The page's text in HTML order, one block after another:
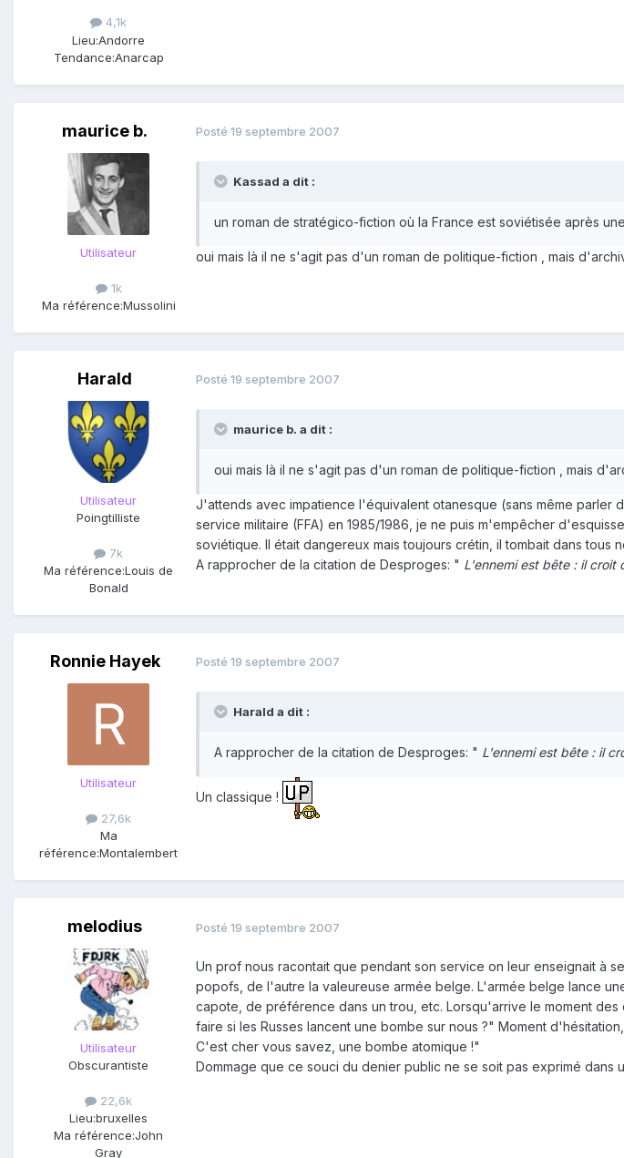
4,1k
Lieu:Andorre
Tendance:Anarcap
maurice b.
Utilisateur
1k
Ma référence:Mussolini
Posté 19 septembre 2007
Kassad a dit :
un roman de stratégico-fiction où la France est soviétisée après
oui mais là il ne s'agit pas d'un roman de politique-fiction , mais
Harald
Utilisateur
Poingtilliste
7k
Ma référence:Louis de
Bonald
Posté 19 septembre 2007
maurice b. a dit :
oui mais là il ne s'agit pas d'un roman de politique-fiction , mais
J'attends avec impatience l'équivalent otanesque (sans même parler
service militaire (FFA) en 1985/1986, je ne puis m'empêcher
soviétique. Il était dangereux mais toujours crétin, il tombait dans tous
A rapprocher de la citation de Desproges: " L'ennemi est bête : il croit
Ronnie Hayek
Utilisateur
27,6k
Ma
référence:Montalembert
Posté 19 septembre 2007
Harald a dit :
A rapprocher de la citation de Desproges: " L'ennemi est bête : il
Un classique !
melodius
Utilisateur
Obscurantiste
22,6k
Lieu:bruxelles
Ma référence:John
Gray
Posté 19 septembre 2007
Un prof nous racontait que pendant son service on leur enseignait à
popofs, de l'autre la valeureuse armée belge. L'armée belge lance
capote, de préférence dans un trou, etc. Lorsqu'arrive le moment
faire si les Russes lancent une bombe sur nous ?" Moment
C'est cher vous savez, une bombe atomique !"
Dommage que ce souci du denier public ne se soit pas exprimé dans